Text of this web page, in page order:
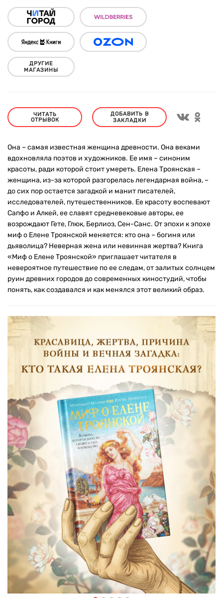
ДРУГИЕ
МАГАЗИНЫ
ЧИТАТЬ
ОТРЫВОК
ДОБАВИТЬ В
ЗАКЛАДКИ
Она – самая известная женщина древности. Она веками
вдохновляла поэтов и художников. Ее имя – синоним
красоты, ради которой стоит умереть. Елена Троянская –
женщина, из-за которой разгорелась легендарная война, –
до сих пор остается загадкой и манит писателей,
исследователей, путешественников. Ее красоту воспевают
Сапфо и Алкей, ее славят средневековые авторы, ее
возрождают Гете, Глюк, Берлиоз, Сен-Санс. От эпохи к эпохе
миф о Елене Троянской меняется: кто она – богиня или
дьяволица? Неверная жена или невинная жертва? Книга
«Миф о Елене Троянской» приглашает читателя в
невероятное путешествие по ее следам, от залитых солнцем
руин древних городов до современных киностудий, чтобы
понять, как создавался и как менялся этот великий образ.